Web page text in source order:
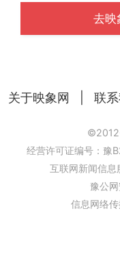
去映
关于映象网 联
经营许可证编号：豫
互联网新闻信
豫公
信息网络